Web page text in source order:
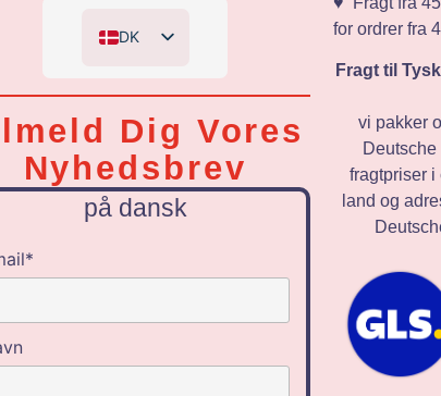
DK
NL
Dig Vores
Nyhedsbrev
på dansk
for ordrer fra
Fragt til
vi pakker
fragtpriser i
land og